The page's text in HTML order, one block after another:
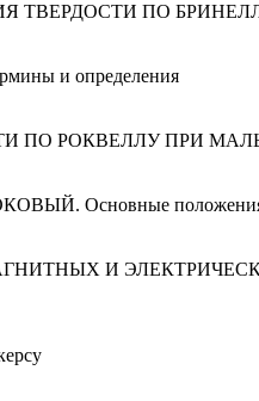
ТВЕРДОСТИ ПО
и определения
ПО РОКВЕЛЛУ ПРИ
Основные
И